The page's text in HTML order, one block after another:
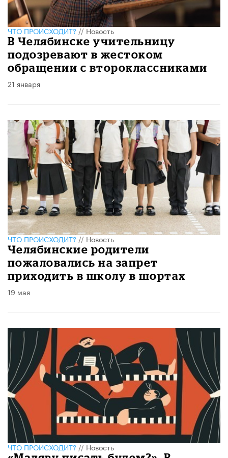
ЧТО ПРОИСХОДИТ?//Новость
В Челябинске учительницу
подозревают в жестоком
обращении с второклассниками
21 января
ЧТО ПРОИСХОДИТ?//Новость
Челябинские родители
пожаловались на запрет
приходить в школу в шортах
19 мая
ЧТО ПРОИСХОДИТ?//Новость